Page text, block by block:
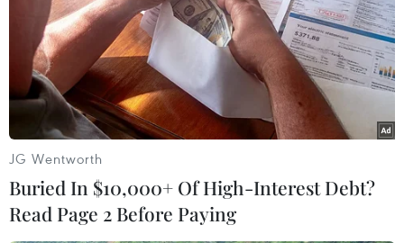
Theo dõi VietnamPlus
TIN CÙNG CHUYÊN MỤC
VN-Index tăng hơn 3 điểm nhờ sức
JG Wentworth
Buried In $10,000+ Of High-Interest Debt?
Read Page 2 Before Paying